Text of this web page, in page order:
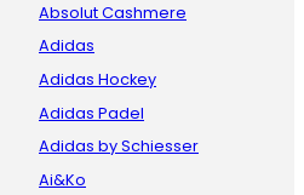
Absolut Cashmere
Adidas
Adidas Hockey
Adidas Padel
Adidas by Schiesser
Ai&Ko